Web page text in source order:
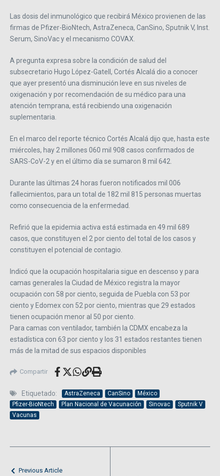
Las dosis del inmunológico que recibirá México provienen de las
firmas de Pfizer-BioNtech, AstraZeneca, CanSino, Sputnik V, Inst.
Serum, SinoVac y el mecanismo COVAX.
A pregunta expresa sobre la condición de salud del
subsecretario Hugo López-Gatell, Cortés Alcalá dio a conocer
que ayer presentó una disminución leve en sus niveles de
oxigenación y por recomendación de su médico para una
atención temprana, está recibiendo una oxigenación
suplementaria.
En el marco del reporte técnico Cortés Alcalá dijo que, hasta este
miércoles, hay 2 millones 060 mil 908 casos confirmados de
SARS-CoV-2 y en el último día se sumaron 8 mil 642.
Durante las últimas 24 horas fueron notificados mil 006
fallecimientos, para un total de 182 mil 815 personas muertas
como consecuencia de la enfermedad.
Refirió que la epidemia activa está estimada en 49 mil 689
casos, que constituyen el 2 por ciento del total de los casos y
constituyen el potencial de contagio.
Indicó que la ocupación hospitalaria sigue en descenso y para
camas generales la Ciudad de México registra la mayor
ocupación con 58 por ciento, seguida de Puebla con 53 por
ciento y Edomex con 52 por ciento, mientras que 29 estados
tienen ocupación menor al 50 por ciento.
Para camas con ventilador, también la CDMX encabeza la
estadística con 63 por ciento y los 31 estados restantes tienen
más de la mitad de sus espacios disponibles
Compartir
Etiquetado: AstraZeneca CanSino
México
Pfizer-BioNtech
Plan Nacional de Vacunación Sinovac
Sputnik V
Vacunas
Previous Article